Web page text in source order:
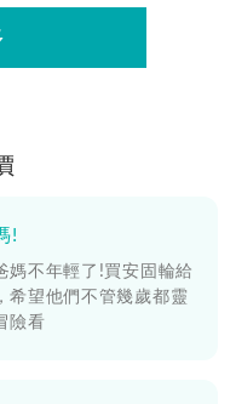
!
媽不年輕了!買安固輪給
希望他們不管幾歲都靈
險看